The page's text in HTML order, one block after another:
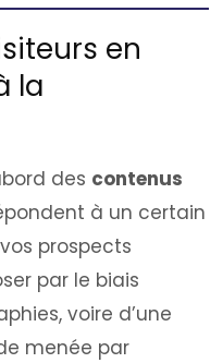
en
la
des contenus
à un certain
prospects
par le biais
voire d’une
menée par